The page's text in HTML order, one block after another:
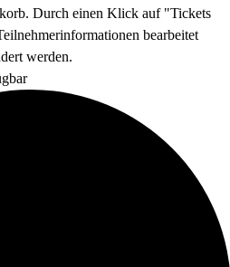
Durch einen Klick auf "Tickets
bearbeitet
werden.